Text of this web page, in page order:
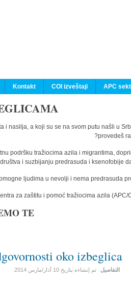
APC
COI izveštaji
Kontakt
nasilja, a koji su se na svom putu našli u
provedeš
podršku tražiocima azila i migrantima,
društva i suzbijanju predrasuda i ksenofobije
ljudima u nevolji i nema predrasuda
za zaštitu i pomoć tražiocima azila (APC/
TE!
oko izbeglica
التفاصيل تم إنشاءه بتاريخ10 آذار/مارس 2014